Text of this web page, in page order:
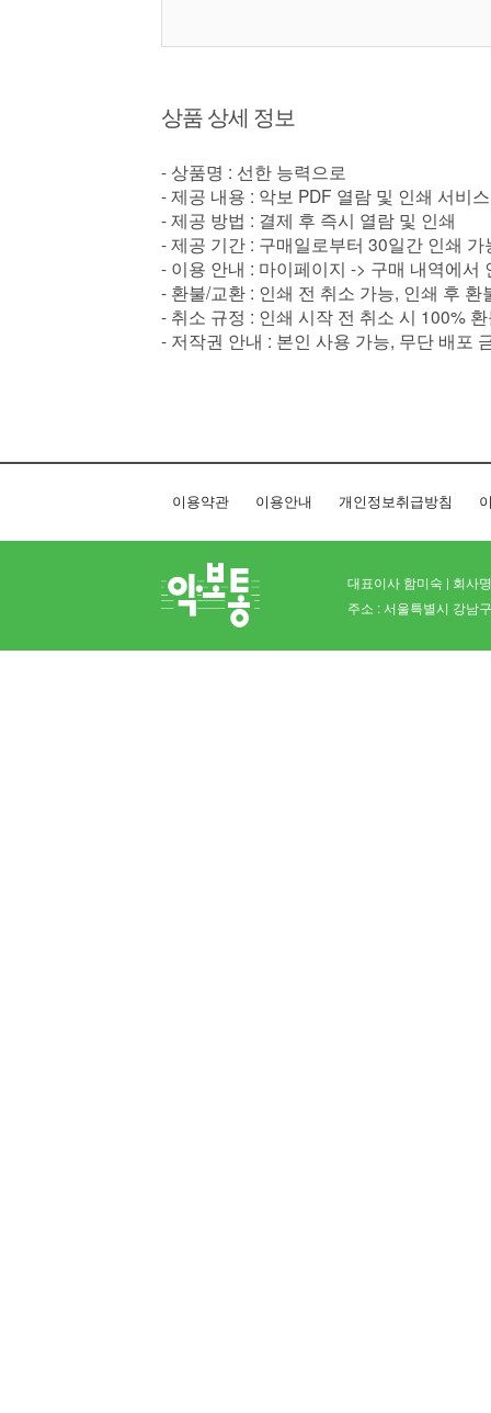
상품 상세 정보
- 상품명 : 선한 능력으로
- 제공 내용 : 악보 PDF 열람 및 인쇄 서비스
- 제공 방법 : 결제 후 즉시 열람 및 인쇄
- 제공 기간 : 구매일로부터 30일간 인쇄
- 이용 안내 : 마이페이지 -> 구매 내역에서
- 환불/교환 : 인쇄 전 취소 가능, 인쇄 후 환
- 취소 규정 : 인쇄 시작 전 취소 시 100%
- 저작권 안내 : 본인 사용 가능, 무단 배포
이용약관 이용안내 개인정보취급방침
대표이사 함미숙 | 회사
주소 : 서울특별시 강남